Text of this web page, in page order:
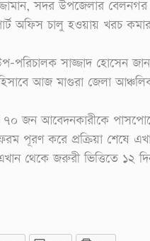
সদর উপজেলার বেলনগর
অফিস চালু হওয়ায় খরচ
সাজ্জাদ হোসেন
আজ মাগুরা জেলা
জন আবেদনকারীকে
ফরম পূরণ করে প্রক্রিয়া
থেকে জরুরী ভিত্তিতে ১২